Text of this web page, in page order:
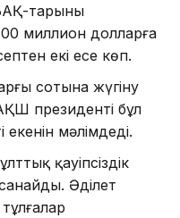
тарының
миллион долларға
екі есе көп.
сотына жүгіну
президенті бұл
мәлімдеді.
қауіпсіздік
Әділет